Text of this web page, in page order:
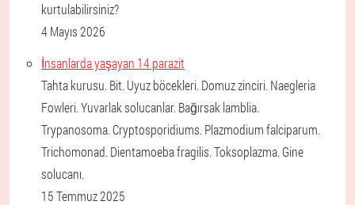
kurtulabilirsiniz?
4 Mayıs 2026
İnsanlarda yaşayan 14 parazit
Tahta kurusu. Bit. Uyuz böcekleri. Domuz zinciri. Naegleria
Fowleri. Yuvarlak solucanlar. Bağırsak lamblia.
Trypanosoma. Cryptosporidiums. Plazmodium falciparum.
Trichomonad. Dientamoeba fragilis. Toksoplazma. Gine
solucanı.
15 Temmuz 2025